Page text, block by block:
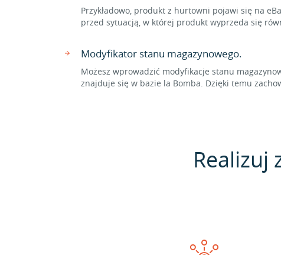
Przykładowo, produkt z hurtowni pojawi się na
przed sytuacją, w której produkt wyprzeda się
Modyfikator stanu magazynowego.
Możesz wprowadzić modyfikacje stanu
znajduje się w bazie la Bomba. Dzięki temu
Realizuj